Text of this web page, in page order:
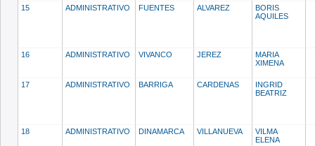
15 ADMINISTRATIVO FUENTES ALVAREZ
BORIS
AQUILES
16 ADMINISTRATIVO VIVANCO JEREZ
MARIA
XIMENA
17 ADMINISTRATIVO BARRIGA CARDENAS
INGRID
BEATRIZ
18 ADMINISTRATIVO DINAMARCA VILLANUEVA
VILMA
ELENA